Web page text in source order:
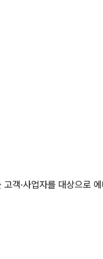
객·사업자를 대상으